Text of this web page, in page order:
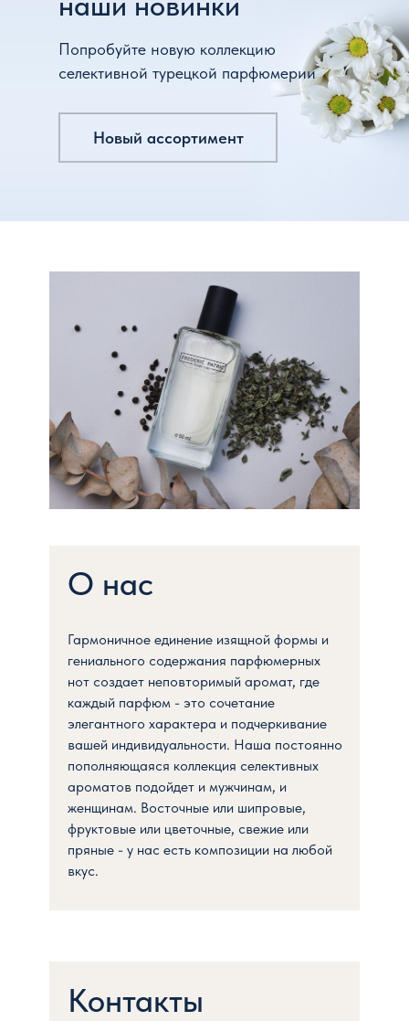
Попробуйте новую коллекцию
селективной турецкой парфюмерии
Новый ассортимент
О нас
Гармоничное единение изящной формы и
гениального содержания парфюмерных
нот создает неповторимый аромат, где
каждый парфюм - это сочетание
элегантного характера и подчеркивание
вашей индивидуальности. Наша постоянно
пополняющаяся коллекция селективных
ароматов подойдет и мужчинам, и
женщинам. Восточные или шипровые,
фруктовые или цветочные, свежие или
пряные - у нас есть композиции на любой
вкус.
Контакты
FREDERIC PATRIC 2023 Все права защищены
конфиденциальности
Условия доставки
Публичная оферта